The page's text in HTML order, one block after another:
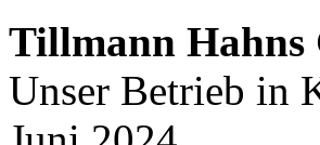
Tillmann Hahns
Unser Betrieb in